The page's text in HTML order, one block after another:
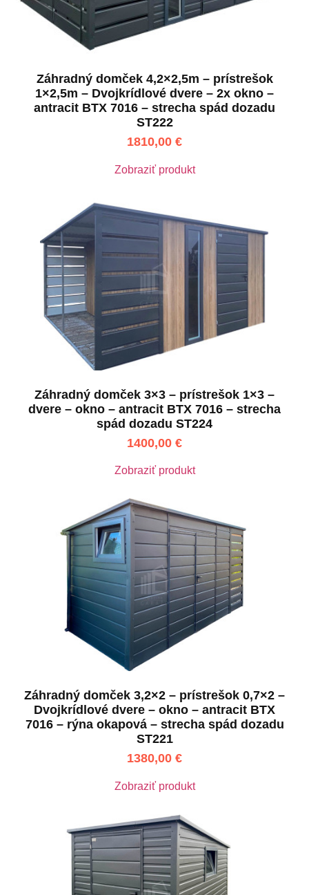
Záhradný domček 4,2×2,5m – prístrešok
1×2,5m – Dvojkrídlové dvere – 2x okno –
antracit BTX 7016 – strecha spád dozadu
ST222
1810,00 €
Zobraziť produkt
Záhradný domček 3×3 – prístrešok 1×3 –
dvere – okno – antracit BTX 7016 – strecha
spád dozadu ST224
1400,00 €
Zobraziť produkt
Záhradný domček 3,2×2 – prístrešok 0,7×2 –
Dvojkrídlové dvere – okno – antracit BTX
7016 – rýna okapová – strecha spád dozadu
ST221
1380,00 €
Zobraziť produkt